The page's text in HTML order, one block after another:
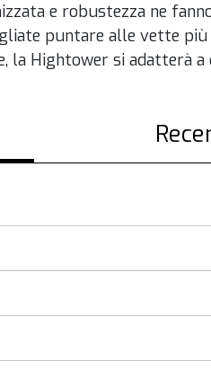
e robustezza ne
puntare alle vette
la Hightower si adatterà